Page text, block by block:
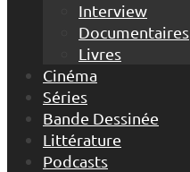
Interview
Documentaires
Livres
Cinéma
Séries
Bande Dessinée
Littérature
Podcasts